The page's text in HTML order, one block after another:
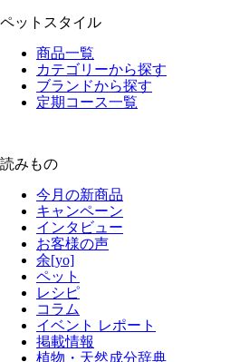
ペットスタイル
商品一覧
カテゴリーから探す
ブランドから探す
定期コース一覧
読みもの
今月の新商品
キャンペーン
インタビュー
お客様の声
余[yo]
ペット
レシピ
コラム
イベント レポート
掲載情報
植物・天然成分辞典